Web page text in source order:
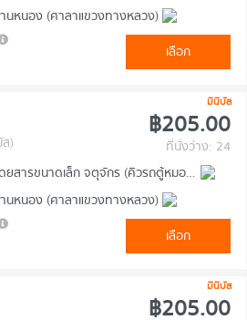
นหนอง (ศาลาแขวงทางหลวง)
เลือก
มินิบัส
)
฿205.00
ที่นั่งว่าง: 24
สถานีเดินรถโดยสารขนาดเล็ก จตุจักร (คิวรถตู้หมอชิต 2)
นหนอง (ศาลาแขวงทางหลวง)
เลือก
มินิบัส
฿205.00